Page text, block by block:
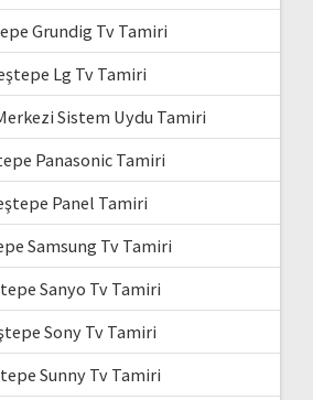
Grundig Tv Tamiri
Lg Tv Tamiri
Sistem Uydu Tamiri
Panasonic Tamiri
Panel Tamiri
Samsung Tv Tamiri
Sanyo Tv Tamiri
Sony Tv Tamiri
Sunny Tv Tamiri